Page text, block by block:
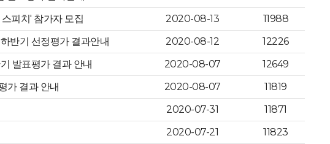
피치' 참가자 모집 2020-08-13
11988
반기 선정평가 결과안내 2020-08-12
12226
발표평가 결과 안내 2020-08-07
12649
가 결과 안내 2020-08-07
11819
2020-07-31
11871
2020-07-21 11823